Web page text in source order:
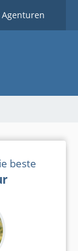
Agenturen
beste